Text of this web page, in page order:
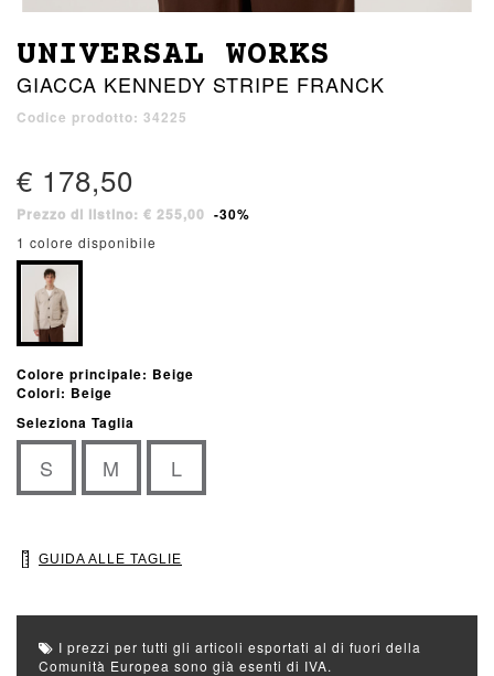
UNIVERSAL WORKS
GIACCA KENNEDY STRIPE FRANCK
Codice prodotto: 34225
€ 178,50
Prezzo di listino: € 255,00 -30%
1 colore disponibile
Colore principale: Beige
Colori: Beige
Seleziona Taglia
S M L
GUIDA ALLE TAGLIE
I prezzi per tutti gli articoli esportati al di fuori della
Comunità Europea sono già esenti di IVA.